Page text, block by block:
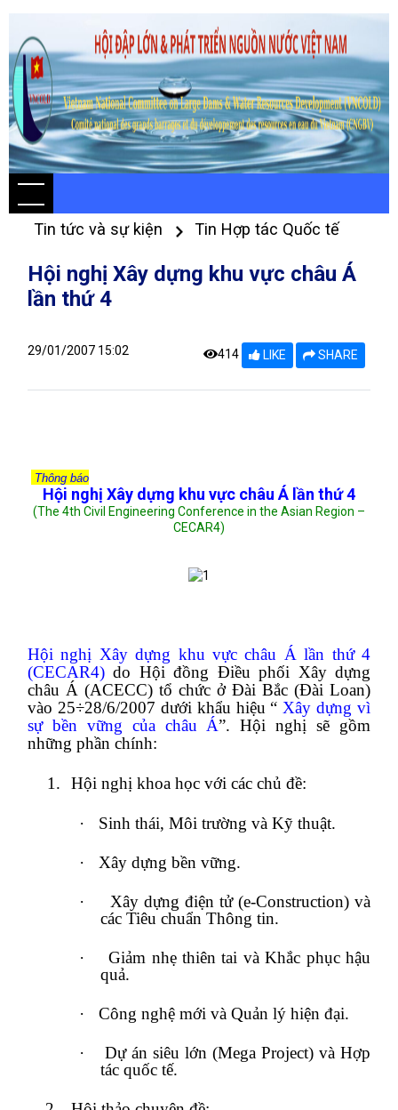
Tin tức và sự kiện Tin Hợp tác Quốc tế
Hội nghị Xây dựng khu vực châu Á
lần thứ 4
29/01/2007 15:02 414 LIKE SHARE
Thông báo
Hội nghị Xây dựng khu vực châu Á lần thứ 4
(The 4th Civil Engineering Conference in the Asian Region –
CECAR4)
Hội nghị Xây dựng khu vực châu Á lần thứ 4
(CECAR4)do Hội đồng Điều phối Xây dựng
châu Á (ACECC) tổ chức ở Đài Bắc (Đài Loan)
vào 25÷28/6/2007 dưới khẩu hiệu “ Xây dựng vì
sự bền vững của châu Á”. Hội nghị sẽ gồm
những phần chính:
1. Hội nghị khoa học với các chủ đề:
· Sinh thái, Môi trường và Kỹ thuật.
· Xây dựng bền vững.
·
Xây dựng điện tử (e-Construction) và
các Tiêu chuẩn Thông tin.
·
Giảm nhẹ thiên tai và Khắc phục hậu
quả.
· Công nghệ mới và Quản lý hiện đại.
·
Dự án siêu lớn (Mega Project) và Hợp
tác quốc tế.